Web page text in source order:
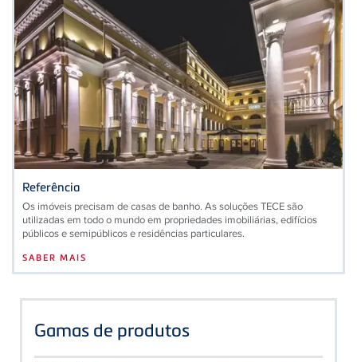
Referência
Os imóveis precisam de casas de banho. As soluções TECE são
utilizadas em todo o mundo em propriedades imobiliárias, edifícios
públicos e semipúblicos e residências particulares.
SABER MAIS
Gamas de produtos